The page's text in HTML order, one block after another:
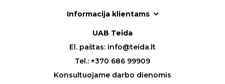
Informacija klientams
UAB Teida
El. paštas: info@teida.lt
Tel.: +370 686 99909
Konsultuojame darbo dienomis